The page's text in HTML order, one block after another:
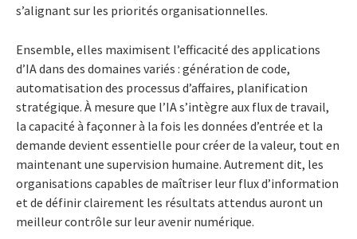
s’alignant sur les priorités organisationnelles.
Ensemble, elles maximisent l’efficacité des applications
d’IA dans des domaines variés : génération de code,
automatisation des processus d’affaires, planification
stratégique. À mesure que l’IA s’intègre aux flux de travail,
la capacité à façonner à la fois les données d’entrée et la
demande devient essentielle pour créer de la valeur, tout en
maintenant une supervision humaine. Autrement dit, les
organisations capables de maîtriser leur flux d’information
et de définir clairement les résultats attendus auront un
meilleur contrôle sur leur avenir numérique.